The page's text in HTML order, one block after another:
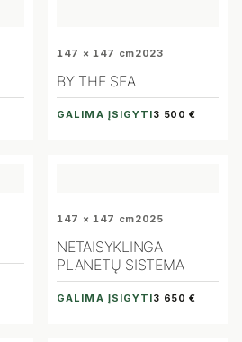
147 × 147 cm2023
BY THE SEA
GALIMA ĮSIGYTI3 500 €
147 × 147 cm2025
NETAISYKLINGA
PLANETŲ SISTEMA
GALIMA ĮSIGYTI3 650 €